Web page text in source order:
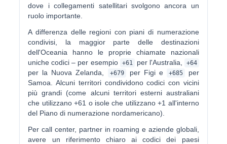
dove i collegamenti satellitari svolgono ancora un
ruolo importante.
A differenza delle regioni con piani di numerazione
condivisi, la maggior parte delle destinazioni
dell'Oceania hanno le proprie chiamate nazionali
uniche codici – per esempio +61 per l'Australia, +64
per la Nuova Zelanda, +679 per Figi e +685
per
Samoa. Alcuni territori condividono codici con vicini
più grandi (come alcuni territori esterni australiani
che utilizzano +61 o isole che utilizzano +1 all'interno
del Piano di numerazione nordamericano).
Per call center, partner in roaming e aziende globali,
avere un riferimento chiaro ai codici dei paesi